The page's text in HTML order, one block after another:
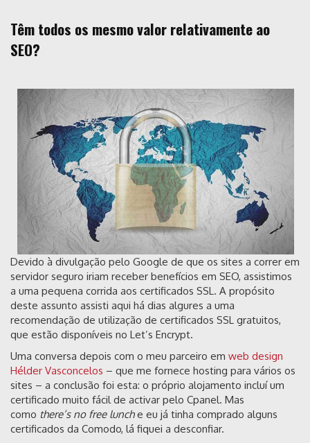
Têm todos os mesmo valor relativamente ao
SEO?
Devido à divulgação pelo Google de que os sites a correr em
servidor seguro iriam receber benefícios em SEO, assistimos
a uma pequena corrida aos certificados SSL. A propósito
deste assunto assisti aqui há dias algures a uma
recomendação de utilização de certificados SSL gratuitos,
que estão disponíveis no Let’s Encrypt.
Uma conversa depois com o meu parceiro em web design
Hélder Vasconcelos – que me fornece hosting para vários os
sites – a conclusão foi esta: o próprio alojamento incluí um
certificado muito fácil de activar pelo Cpanel. Mas
como there’s no free lunche eu já tinha comprado alguns
certificados da Comodo, lá fiquei a desconfiar.